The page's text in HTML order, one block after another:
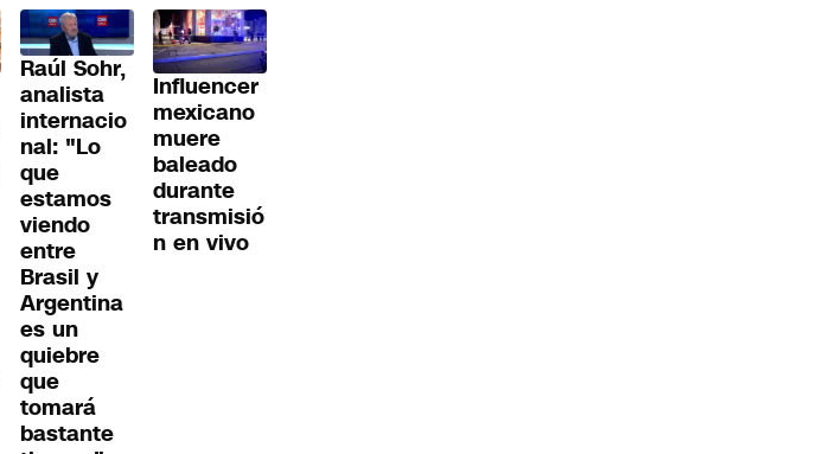
Raúl Sohr,
analista
internacio
nal: "Lo
que
estamos
viendo
entre
Brasil y
Argentina
es un
quiebre
que
tomará
bastante
Influencer
mexicano
muere
baleado
durante
transmisió
n en vivo